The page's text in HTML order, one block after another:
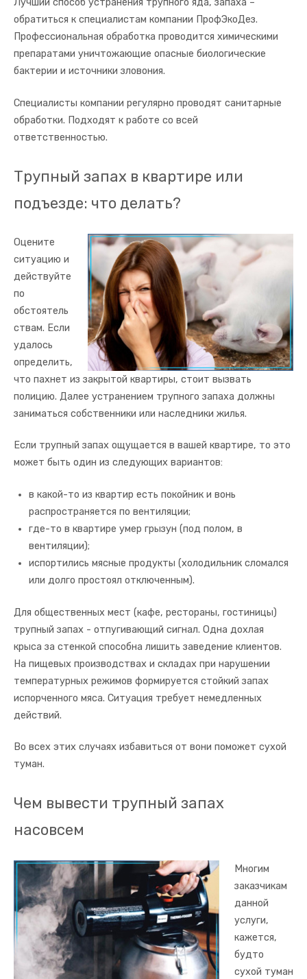
Лучший способ устранения трупного яда, запаха –
обратиться к специалистам компании ПрофЭкоДез.
Профессиональная обработка проводится химическими
препаратами уничтожающие опасные биологические
бактерии и источники зловония.
Специалисты компании регулярно проводят санитарные
обработки. Подходят к работе со всей
ответственностью.
Трупный запах в квартире или
подъезде: что делать?
Оцените
ситуацию и
действуйте
по
обстоятель
ствам. Если
удалось
определить,
что пахнет из закрытой квартиры, стоит вызвать
полицию. Далее устранением трупного запаха должны
заниматься собственники или наследники жилья.
Если трупный запах ощущается в вашей квартире, то это
может быть один из следующих вариантов:
в какой-то из квартир есть покойник и вонь
распространяется по вентиляции;
где-то в квартире умер грызун (под полом, в
вентиляции);
испортились мясные продукты (холодильник сломался
или долго простоял отключенным).
Для общественных мест (кафе, рестораны, гостиницы)
трупный запах - отпугивающий сигнал. Одна дохлая
крыса за стенкой способна лишить заведение клиентов.
На пищевых производствах и складах при нарушении
температурных режимов формируется стойкий запах
испорченного мяса. Ситуация требует немедленных
действий.
Во всех этих случаях избавиться от вони поможет сухой
туман.
Чем вывести трупный запах
насовсем
Многим
заказчикам
данной
услуги,
кажется,
будто
сухой туман